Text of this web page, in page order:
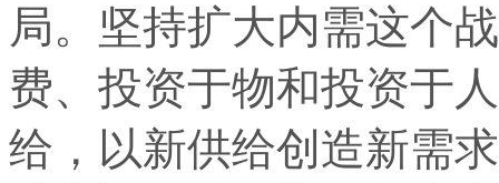
局。坚持扩大内需这个
费、投资于物和投资于
给，以新供给创造新需